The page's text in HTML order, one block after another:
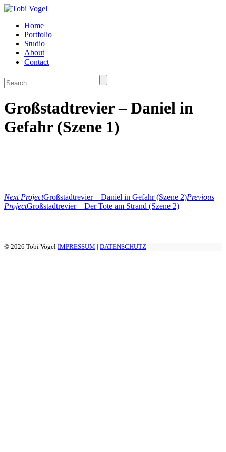
Home
Portfolio
Studio
About
Contact
Großstadtrevier – Daniel in
Gefahr (Szene 1)
Next ProjectGroßstadtrevier – Daniel in Gefahr (Szene 2)Previous
ProjectGroßstadtrevier – Der Tote am Strand (Szene 2)
© 2026 Tobi Vogel IMPRESSUM | DATENSCHUTZ